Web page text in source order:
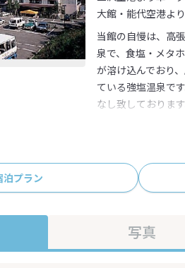
大館・能代空港よ
当館の自慢は、高
泉で、食塩・メタ
が溶け込んでおり
ている強塩温泉で
なし致しております
泊プラン
写真